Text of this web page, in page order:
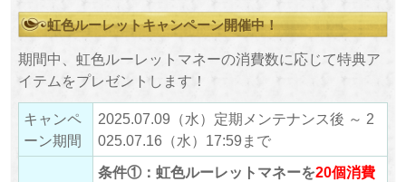
虹色ルーレットキャンペーン開催中！
期間中、虹色ルーレットマネーの消費数に応じて特典ア
イテムをプレゼントします！
キャンペ
ーン期間
2025.07.09（水）定期メンテナンス後 ～ 2
025.07.16（水）17:59まで
条件①：虹色ルーレットマネーを20個消費